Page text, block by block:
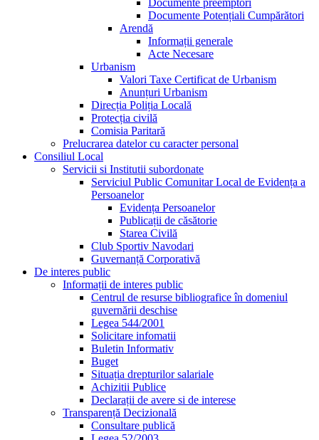
Documente Potențiali Cumpărători
Arendă
Informații generale
Acte Necesare
Urbanism
Valori Taxe Certificat de Urbanism
Anunțuri Urbanism
Direcția Poliția Locală
Protecția civilă
Comisia Paritară
Prelucrarea datelor cu caracter personal
Consiliul Local
Servicii si Institutii subordonate
Serviciul Public Comunitar Local de Evidența a
Persoanelor
Evidența Persoanelor
Publicații de căsătorie
Starea Civilă
Club Sportiv Navodari
Guvernanță Corporativă
De interes public
Informații de interes public
Centrul de resurse bibliografice în domeniul
guvernării deschise
Legea 544/2001
Solicitare infomatii
Buletin Informativ
Buget
Situația drepturilor salariale
Achizitii Publice
Declarații de avere si de interese
Transparență Decizională
Consultare publică